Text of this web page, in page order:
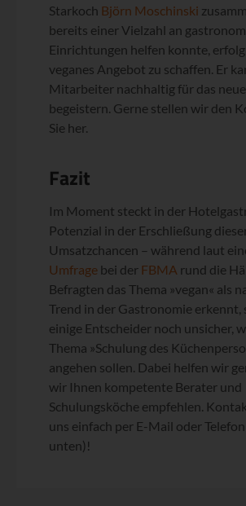
Starkoch Björn Moschinski
bereits einer Vielzahl an
Einrichtungen helfen konnte,
veganes Angebot zu schaffen. Er
Mitarbeiter nachhaltig für das
begeistern. Gerne stellen wir den
Sie her.
Fazit
Im Moment steckt in der
Potenzial in der Erschließung
Umsatzchancen – während laut
Umfrage bei der FBMA rund die
Befragten das Thema »vegan« als
Trend in der Gastronomie erkennt,
einige Entscheider noch unsicher,
Thema »Schulung des
angehen sollen. Dabei helfen wir
wir Ihnen kompetente Berater und
Schulungsköche empfehlen.
uns einfach per E-Mail oder
unten)!